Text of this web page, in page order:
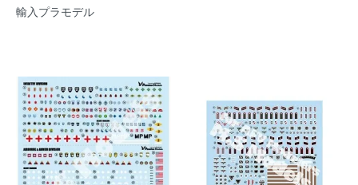
輸入プラモデル